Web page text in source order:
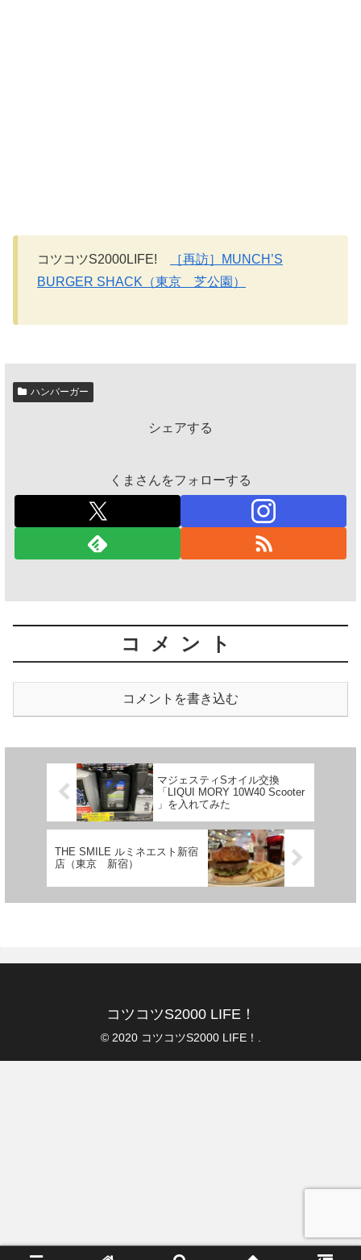
コツコツS2000LIFE!
［再訪］MUNCH’S
BURGER SHACK（東京 芝公園）
ハンバーガー
シェアする
くまさんをフォローする
コメント
コメントを書き込む
マジェスティSオイル交換
「LIQUI MORY 10W40 Scooter
」を入れてみた
THE SMILE ルミネエスト新宿
店（東京 新宿）
コツコツS2000 LIFE！
© 2020 コツコツS2000 LIFE！.